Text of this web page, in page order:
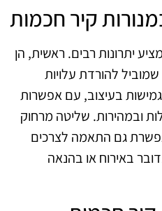
קיר חכמות
יתרונות רבים. ראשית, הן
להורדת עלויות
בעיצוב, עם אפשרות
ובמהירות. שליטה מרחוק
גם התאמה לצרכים
באירוח או בהנאה